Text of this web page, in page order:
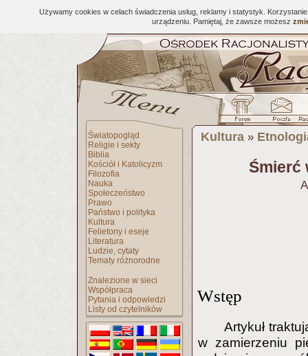
Używamy cookies w celach świadczenia usług, reklamy i statystyk.
urządzeniu. Pamiętaj, że zawsze możesz
Światopogląd
Religie i sekty
Biblia
Kościół i Katolicyzm
Filozofia
Nauka
Społeczeństwo
Prawo
Państwo i polityka
Kultura
Felietony i eseje
Literatura
Ludzie, cytaty
Tematy różnorodne
Znalezione w sieci
Współpraca
Pytania i odpowiedzi
Listy od czytelników
Kultura »
Śmierć
Wstęp
Artykuł
w zamierzeniu